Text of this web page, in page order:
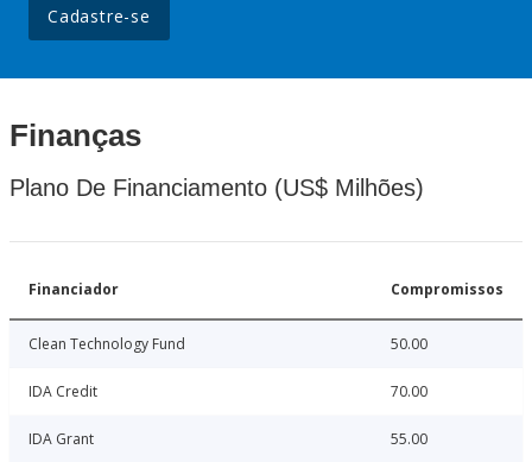
Cadastre-se
Finanças
Plano De Financiamento (US$ Milhões)
Financiador Compromissos
Clean Technology Fund 50.00
IDA Credit 70.00
IDA Grant 55.00